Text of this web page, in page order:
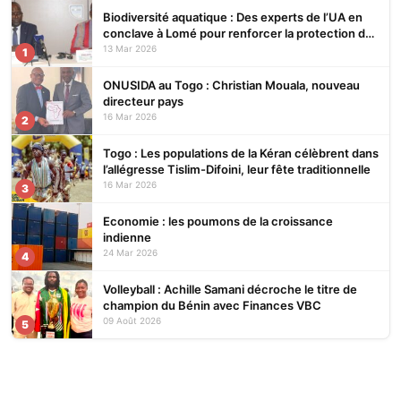
1
Biodiversité aquatique : Des experts de l’UA en
conclave à Lomé pour renforcer la protection des
écosystèmes
13 Mar 2026
2
ONUSIDA au Togo : Christian Mouala, nouveau
directeur pays
16 Mar 2026
3
Togo : Les populations de la Kéran célèbrent dans
l’allégresse Tislim-Difoini, leur fête traditionnelle
16 Mar 2026
4
Economie : les poumons de la croissance
indienne
24 Mar 2026
5
Volleyball : Achille Samani décroche le titre de
champion du Bénin avec Finances VBC
09 Août 2026